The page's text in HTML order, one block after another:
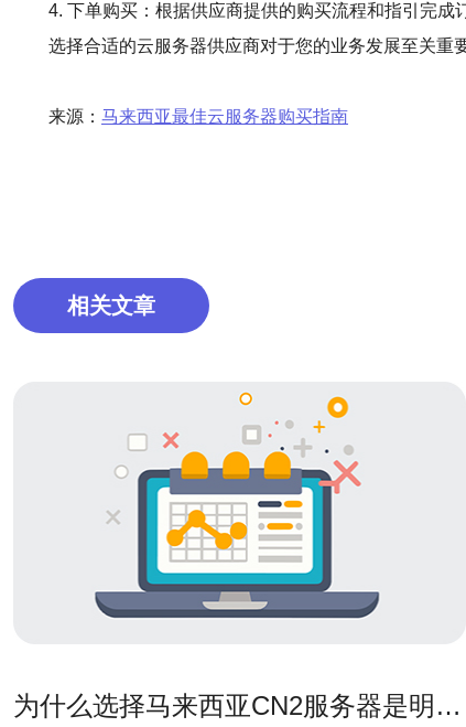
4. 下单购买：根据供应商提供的购买流程和指引完成
选择合适的云服务器供应商对于您的业务发展至关重
来源： 马来西亚最佳云服务器购买指南
相关文章
为什么选择马来西亚CN2服务器是明智